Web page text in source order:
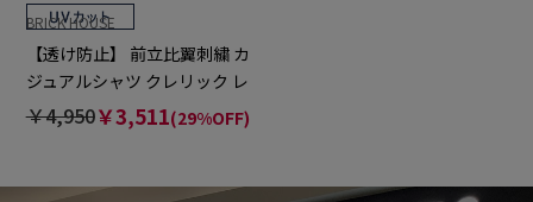
BRICK HOUSE
【透け防止】 前立比翼刺繍 カ
ジュアルシャツ クレリック レ
ギュラー 長袖 レディース
￥4,950￥3,511(29%OFF)